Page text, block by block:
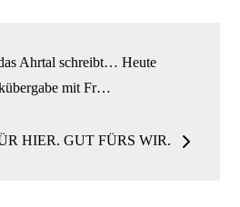
Ahrtal schreibt… Heute
mit Fr…
HIER. GUT FÜRS WIR.